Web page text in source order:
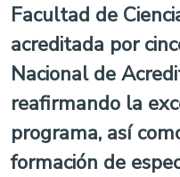
Facultad de
acreditada por
Nacional de
reafirmando la
programa, así
formación de